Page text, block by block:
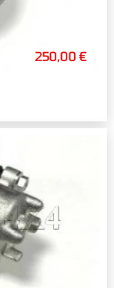
250,00 €